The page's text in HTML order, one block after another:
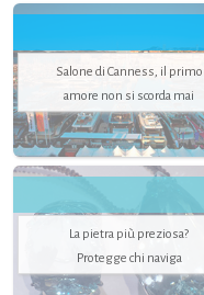
Salone di Canness, il primo
amore non si scorda mai
La pietra più preziosa?
Protegge chi naviga